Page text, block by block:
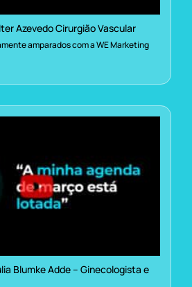
Azevedo Cirurgião Vascular
amparados com a WE Marketing
Blumke Adde – Ginecologista e